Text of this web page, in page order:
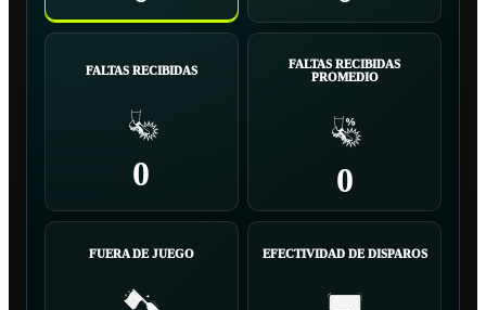
FALTAS RECIBIDAS
0
FALTAS RECIBIDAS
PROMEDIO
0
FUERA DE JUEGO EFECTIVIDAD DE DISPAROS